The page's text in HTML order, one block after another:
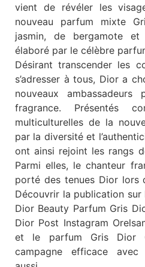
vient de révéler les
nouveau parfum mixte
jasmin, de bergamote et
élaboré par le célèbre
Désirant transcender les
s’adresser à tous, Dior a
nouveaux
fragrance. Présentés
multiculturelles de la
par la diversité et
ont ainsi rejoint les rangs
Parmi elles, le chanteur
porté des tenues Dior lors
Découvrir la publication
Dior Beauty Parfum Gris
Dior Post Instagram
et le parfum Gris Dior
campagne efficace